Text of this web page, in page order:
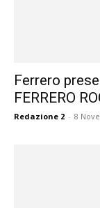
Ferrero
FERRERO
Redazione 2 - 8